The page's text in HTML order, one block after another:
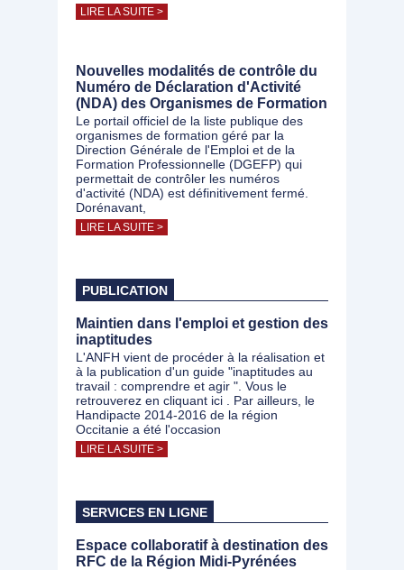
LIRE LA SUITE >
Nouvelles modalités de contrôle du
Numéro de Déclaration d'Activité
(NDA) des Organismes de Formation
Le portail officiel de la liste publique des
organismes de formation géré par la
Direction Générale de l'Emploi et de la
Formation Professionnelle (DGEFP) qui
permettait de contrôler les numéros
d'activité (NDA) est définitivement fermé.
Dorénavant,
LIRE LA SUITE >
PUBLICATION
Maintien dans l'emploi et gestion des
inaptitudes
L'ANFH vient de procéder à la réalisation et
à la publication d'un guide "inaptitudes au
travail : comprendre et agir ". Vous le
retrouverez en cliquant ici . Par ailleurs, le
Handipacte 2014-2016 de la région
Occitanie a été l'occasion
LIRE LA SUITE >
SERVICES EN LIGNE
Espace collaboratif à destination des
RFC de la Région Midi-Pyrénées